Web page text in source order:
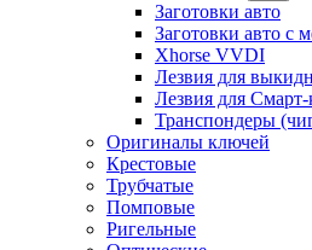
Заготовки авто
Заготовки авто с
Xhorse VVDI
Лезвия для
Лезвия для
Транспондеры
Оригиналы ключей
Крестовые
Трубчатые
Помповые
Ригельные